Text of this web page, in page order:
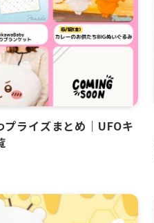
プライズまとめ｜UFOキ